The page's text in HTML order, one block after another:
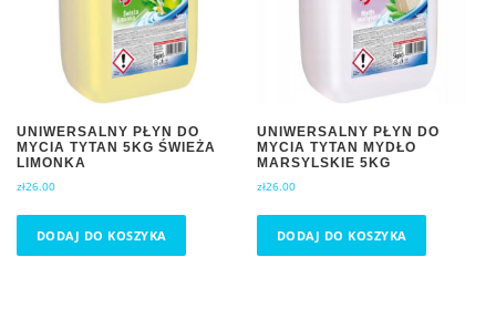
UNIWERSALNY PŁYN DO
MYCIA TYTAN 5KG ŚWIEŻA
LIMONKA
zł26.00
DODAJ DO KOSZYKA
UNIWERSALNY PŁYN DO
MYCIA TYTAN MYDŁO
MARSYLSKIE 5KG
zł26.00
DODAJ DO KOSZYKA